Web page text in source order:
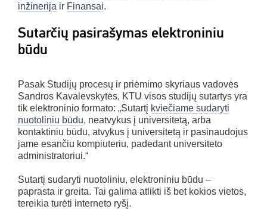
inžinerija ir Finansai.
Sutarčių pasirašymas elektroniniu
būdu
Pasak Studijų procesų ir priėmimo skyriaus vadovės
Sandros Kavalevskytės, KTU visos studijų sutartys yra
tik elektroninio formato: „Sutartį kviečiame sudaryti
nuotoliniu būdu, neatvykus į universitetą, arba
kontaktiniu būdu, atvykus į universitetą ir pasinaudojus
jame esančiu kompiuteriu, padedant universiteto
administratoriui.“
Sutartį sudaryti nuotoliniu, elektroniniu būdu –
paprasta ir greita. Tai galima atlikti iš bet kokios vietos,
tereikia turėti interneto ryšį.